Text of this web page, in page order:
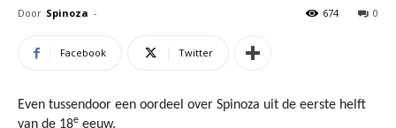
Door Spinoza - 0
674
Facebook Twitter
Even tussendoor een oordeel over Spinoza uit de eerste helft
van de 18e eeuw.